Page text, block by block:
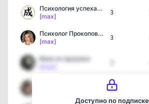
Психология успеха | Само…
[max]
3
Психолог Прокопова Ольга
[max]
3
Вика из однушки
1
Доступно по подписке